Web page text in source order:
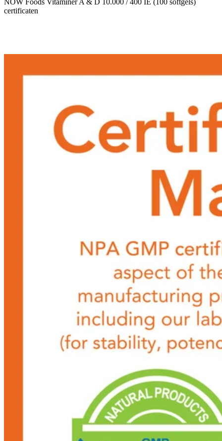
NOW Foods Vitaminer A & D 10.000 / 400 IE (100 softgels)
certificaten